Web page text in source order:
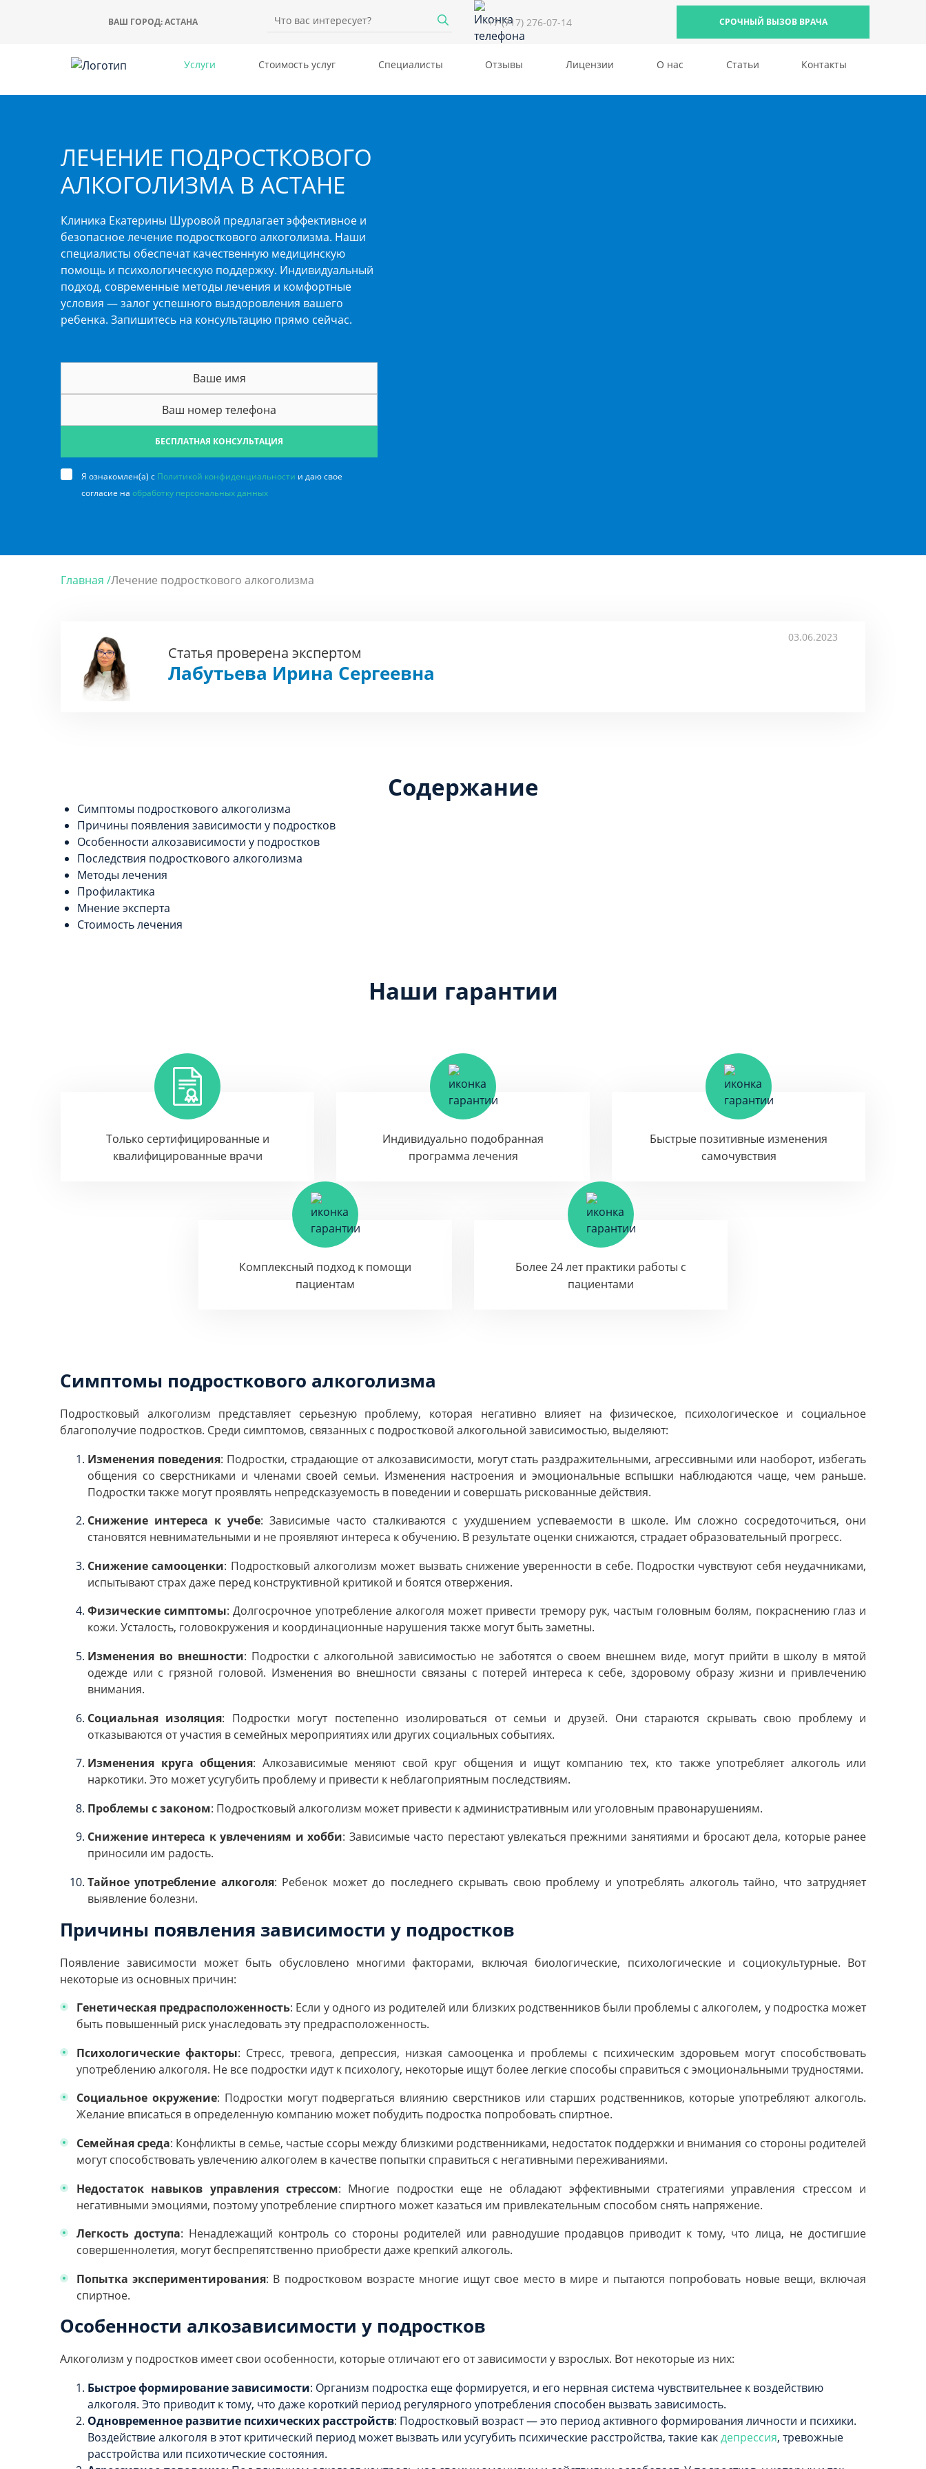
ВАШ ГОРОД:АСТАНА +7 (717) 276-07-14 СРОЧНЫЙ ВЫЗОВ ВРАЧА
Услуги Стоимость услуг Специалисты Отзывы Лицензии О нас Статьи Контакты
ЛЕЧЕНИЕ ПОДРОСТКОВОГО
АЛКОГОЛИЗМА В АСТАНЕ
Клиника Екатерины Шуровой предлагает эффективное и
безопасное лечение подросткового алкоголизма. Наши
специалисты обеспечат качественную медицинскую
помощь и психологическую поддержку. Индивидуальный
подход, современные методы лечения и комфортные
условия — залог успешного выздоровления вашего
ребенка. Запишитесь на консультацию прямо сейчас.
БЕСПЛАТНАЯ КОНСУЛЬТАЦИЯ
Я ознакомлен(а) с Политикой конфиденциальности и даю свое
согласие на обработку персональных данных
Главная /Лечение подросткового алкоголизма
03.06.2023
Статья проверена экспертом
Лабутьева Ирина Сергеевна
Содержание
Симптомы подросткового алкоголизма
Причины появления зависимости у подростков
Особенности алкозависимости у подростков
Последствия подросткового алкоголизма
Методы лечения
Профилактика
Мнение эксперта
Стоимость лечения
Наши гарантии
Только сертифицированные и
квалифицированные врачи
Индивидуально подобранная
программа лечения
Быстрые позитивные изменения
самочувствия
Комплексный подход к помощи
пациентам
Более 24 лет практики работы с
пациентами
Симптомы подросткового алкоголизма
Подростковый алкоголизм представляет серьезную проблему, которая негативно влияет на физическое, психологическое и социальное
благополучие подростков. Среди симптомов, связанных с подростковой алкогольной зависимостью, выделяют:
Изменения поведения: Подростки, страдающие от алкозависимости, могут стать раздражительными, агрессивными или наоборот, избегать
общения со сверстниками и членами своей семьи. Изменения настроения и эмоциональные вспышки наблюдаются чаще, чем раньше.
Подростки также могут проявлять непредсказуемость в поведении и совершать рискованные действия.
Снижение интереса к учебе: Зависимые часто сталкиваются с ухудшением успеваемости в школе. Им сложно сосредоточиться, они
становятся невнимательными и не проявляют интереса к обучению. В результате оценки снижаются, страдает образовательный прогресс.
Снижение самооценки: Подростковый алкоголизм может вызвать снижение уверенности в себе. Подростки чувствуют себя неудачниками,
испытывают страх даже перед конструктивной критикой и боятся отвержения.
Физические симптомы: Долгосрочное употребление алкоголя может привести тремору рук, частым головным болям, покраснению глаз и
кожи. Усталость, головокружения и координационные нарушения также могут быть заметны.
Изменения во внешности: Подростки с алкогольной зависимостью не заботятся о своем внешнем виде, могут прийти в школу в мятой
одежде или с грязной головой. Изменения во внешности связаны с потерей интереса к себе, здоровому образу жизни и привлечению
внимания.
Социальная изоляция: Подростки могут постепенно изолироваться от семьи и друзей. Они стараются скрывать свою проблему и
отказываются от участия в семейных мероприятиях или других социальных событиях.
Изменения круга общения: Алкозависимые меняют свой круг общения и ищут компанию тех, кто также употребляет алкоголь или
наркотики. Это может усугубить проблему и привести к неблагоприятным последствиям.
Проблемы с законом: Подростковый алкоголизм может привести к административным или уголовным правонарушениям.
Снижение интереса к увлечениям и хобби: Зависимые часто перестают увлекаться прежними занятиями и бросают дела, которые ранее
приносили им радость.
Тайное употребление алкоголя: Ребенок может до последнего скрывать свою проблему и употреблять алкоголь тайно, что затрудняет
выявление болезни.
Причины появления зависимости у подростков
Появление зависимости может быть обусловлено многими факторами, включая биологические, психологические и социокультурные. Вот
некоторые из основных причин:
Генетическая предрасположенность: Если у одного из родителей или близких родственников были проблемы с алкоголем, у подростка может
быть повышенный риск унаследовать эту предрасположенность.
Психологические факторы: Стресс, тревога, депрессия, низкая самооценка и проблемы с психическим здоровьем могут способствовать
употреблению алкоголя. Не все подростки идут к психологу, некоторые ищут более легкие способы справиться с эмоциональными трудностями.
Социальное окружение: Подростки могут подвергаться влиянию сверстников или старших родственников, которые употребляют алкоголь.
Желание вписаться в определенную компанию может побудить подростка попробовать спиртное.
Семейная среда: Конфликты в семье, частые ссоры между близкими родственниками, недостаток поддержки и внимания со стороны родителей
могут способствовать увлечению алкоголем в качестве попытки справиться с негативными переживаниями.
Недостаток навыков управления стрессом: Многие подростки еще не обладают эффективными стратегиями управления стрессом и
негативными эмоциями, поэтому употребление спиртного может казаться им привлекательным способом снять напряжение.
Легкость доступа: Ненадлежащий контроль со стороны родителей или равнодушие продавцов приводит к тому, что лица, не достигшие
совершеннолетия, могут беспрепятственно приобрести даже крепкий алкоголь.
Попытка экспериментирования: В подростковом возрасте многие ищут свое место в мире и пытаются попробовать новые вещи, включая
спиртное.
Особенности алкозависимости у подростков
Алкоголизм у подростков имеет свои особенности, которые отличают его от зависимости у взрослых. Вот некоторые из них:
Быстрое формирование зависимости: Организм подростка еще формируется, и его нервная система чувствительнее к воздействию
алкоголя. Это приводит к тому, что даже короткий период регулярного употребления способен вызвать зависимость.
Одновременное развитие психических расстройств: Подростковый возраст — это период активного формирования личности и психики.
Воздействие алкоголя в этот критический период может вызвать или усугубить психические расстройства, такие какдепрессия, тревожные
расстройства или психотические состояния.